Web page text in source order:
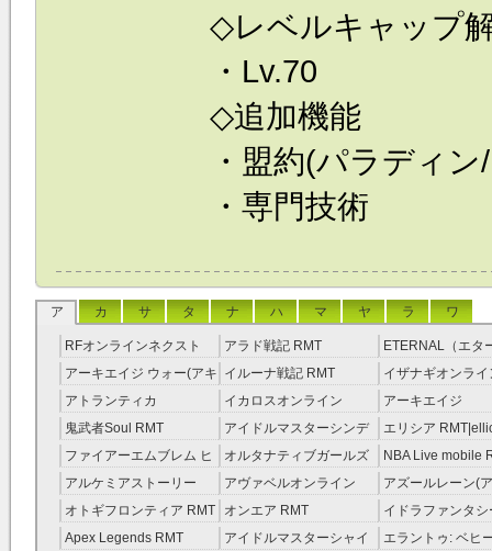
◇レベルキャップ
・Lv.70
◇追加機能
・盟約(パラディ
・専門技術
ア カ サ タ ナ ハ マ ヤ ラ ワ
RFオンラインネクスト
RMT
アラド戦記 RMT
ETERNAL（エタ
RMT
アーキエイジ ウォー(アキ
ウオ) RMT
イルーナ戦記 RMT
イザナギオンライ
アトランティカ
RMT|Atlantica RMT
イカロスオンライン
RMT（予約制）
アーキエイジ
RMT|ArcheAge
約制）
鬼武者Soul RMT
アイドルマスターシンデ
レラガールズ(モバマス)
RMT
エリシア
RMT
ファイアーエムブレム ヒ
ーローズ(FEヒーローズ)
RMT
オルタナティブガールズ
RMT
NBA Live mobile
アルケミアストーリー
（アルスト） RMT
アヴァベルオンライン
RMT
アズールレーン(
RMT
オトギフロンティア RMT オンエア RMT
イドラファンタシ
ーサーガ RMT
Apex Legends RMT
アイドルマスターシャイ
エラントゥ: ベヒ